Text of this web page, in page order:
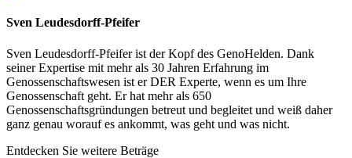
Sven Leudesdorff-Pfeifer
Sven Leudesdorff-Pfeifer ist der Kopf des GenoHelden. Dank
seiner Expertise mit mehr als 30 Jahren Erfahrung im
Genossenschaftswesen ist er DER Experte, wenn es um Ihre
Genossenschaft geht. Er hat mehr als 650
Genossenschaftsgründungen betreut und begleitet und weiß daher
ganz genau worauf es ankommt, was geht und was nicht.
Entdecken Sie weitere Beträge